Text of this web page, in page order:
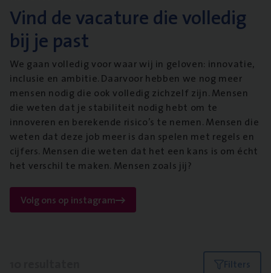
Vind de vacature die volledig
bij je past
We gaan volledig voor waar wij in geloven: innovatie,
inclusie en ambitie. Daarvoor hebben we nog meer
mensen nodig die ook volledig zichzelf zijn. Mensen
die weten dat je stabiliteit nodig hebt om te
innoveren en berekende risico’s te nemen. Mensen die
weten dat deze job meer is dan spelen met regels en
cijfers. Mensen die weten dat het een kans is om écht
het verschil te maken. Mensen zoals jij?
Volg ons op instagram
Filters